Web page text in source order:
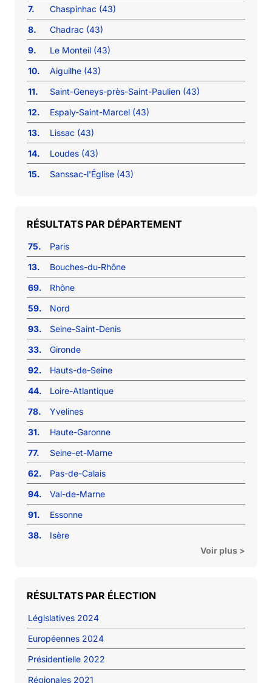
7.
Chaspinhac (43)
8.
Chadrac (43)
9.
Le Monteil (43)
10.
Aiguilhe (43)
11.
Saint-Geneys-près-Saint-Paulien (43)
12.
Espaly-Saint-Marcel (43)
13.
Lissac (43)
14.
Loudes (43)
15.
Sanssac-l'Église (43)
RÉSULTATS PAR DÉPARTEMENT
75.
Paris
13.
Bouches-du-Rhône
69.
Rhône
59.
Nord
93.
Seine-Saint-Denis
33.
Gironde
92.
Hauts-de-Seine
44.
Loire-Atlantique
78.
Yvelines
31.
Haute-Garonne
77.
Seine-et-Marne
62.
Pas-de-Calais
94.
Val-de-Marne
91.
Essonne
38.
Isère
Voir plus >
RÉSULTATS PAR ÉLECTION
Législatives 2024
Européennes 2024
Présidentielle 2022
Régionales 2021